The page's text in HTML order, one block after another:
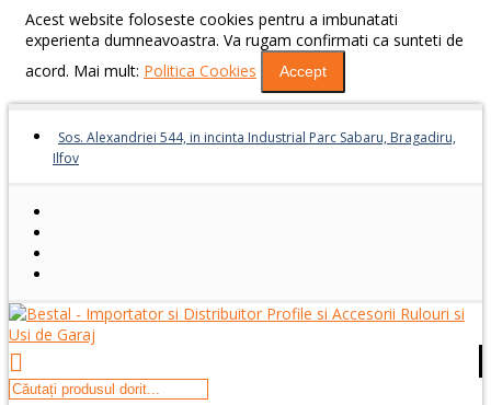
Acest website foloseste cookies pentru a imbunatati
experienta dumneavoastra. Va rugam confirmati ca sunteti de
acord. Mai mult: Politica Cookies Accept
Sos. Alexandriei 544, in incinta Industrial Parc Sabaru, Bragadiru,
Ilfov